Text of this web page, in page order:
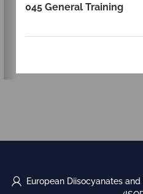
045 General Training
European Diisocyanates